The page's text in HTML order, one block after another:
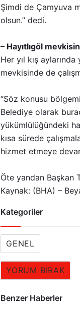
Şimdi de Çamyuva
olsun.” dedi.
– Hayıtlıgöl
Her yıl kış
mevkisinde de
“Söz konusu
Belediye olarak
yükümlülüğündeki
kısa sürede
hizmet etmeye
Öte yandan Başkan
Kaynak: (BHA) –
Kategoriler
GENEL
YORUM BIRAK
Benzer Haberler